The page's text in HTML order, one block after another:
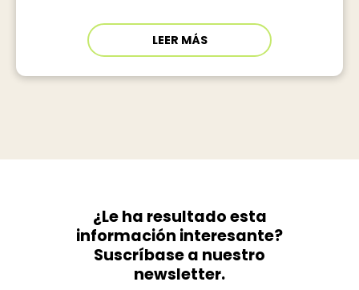
LEER MÁS
¿Le ha resultado esta
información interesante?
Suscríbase a nuestro
newsletter.